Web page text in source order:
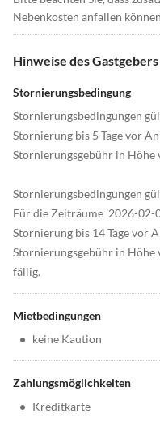
Nebenkosten anfallen
Hinweise des Gastgebers
Stornierungsbedingung
Stornierungsbedingungen
Stornierung bis 5 Tage vor
Stornierungsgebühr in Höhe
Stornierungsbedingungen
Für die Zeiträume '2026-02-
Stornierung bis 14 Tage vor
Stornierungsgebühr in Höhe
fällig.
Mietbedingungen
• keine Kaution
Zahlungsmöglichkeiten
• Kreditkarte